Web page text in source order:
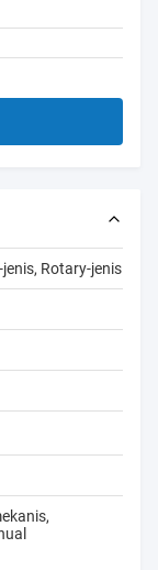
Rotary-jenis
,